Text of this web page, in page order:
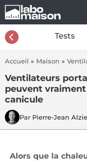
Aller
au
contenu
Tests
Accueil » Maison »
Ventilateurs
peuvent
canicule
Par Pierre-Jean
Alors que la